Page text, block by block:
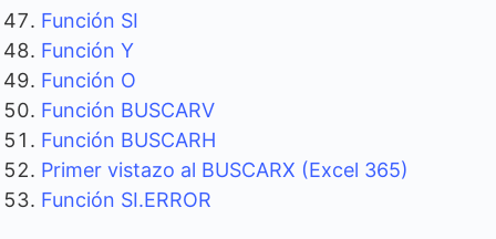
Función SI
Función Y
Función O
Función BUSCARV
Función BUSCARH
Primer vistazo al BUSCARX (Excel 365)
Función SI.ERROR